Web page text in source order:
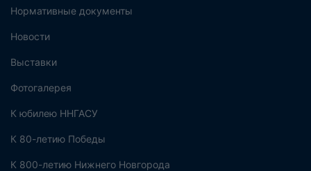
Нормативные документы
Новости
Выставки
Фотогалерея
К юбилею ННГАСУ
К 80-летию Победы
К 800-летию Нижнего Новгорода